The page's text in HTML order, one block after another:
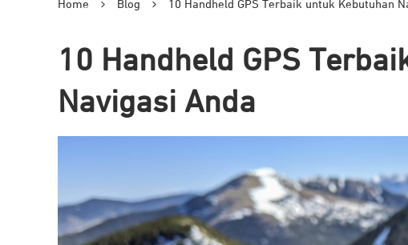
Home Blog 10 Handheld GPS Terbaik untuk Kebutuhan
10 Handheld GPS
Navigasi Anda